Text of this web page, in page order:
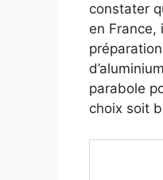
constater
en France,
parabole
choix soit